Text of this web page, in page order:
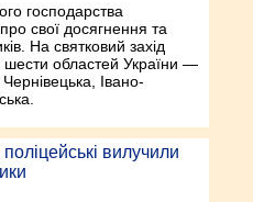
господарства
свої досягнення та
На святковий захід
шести областей України —
Івано-